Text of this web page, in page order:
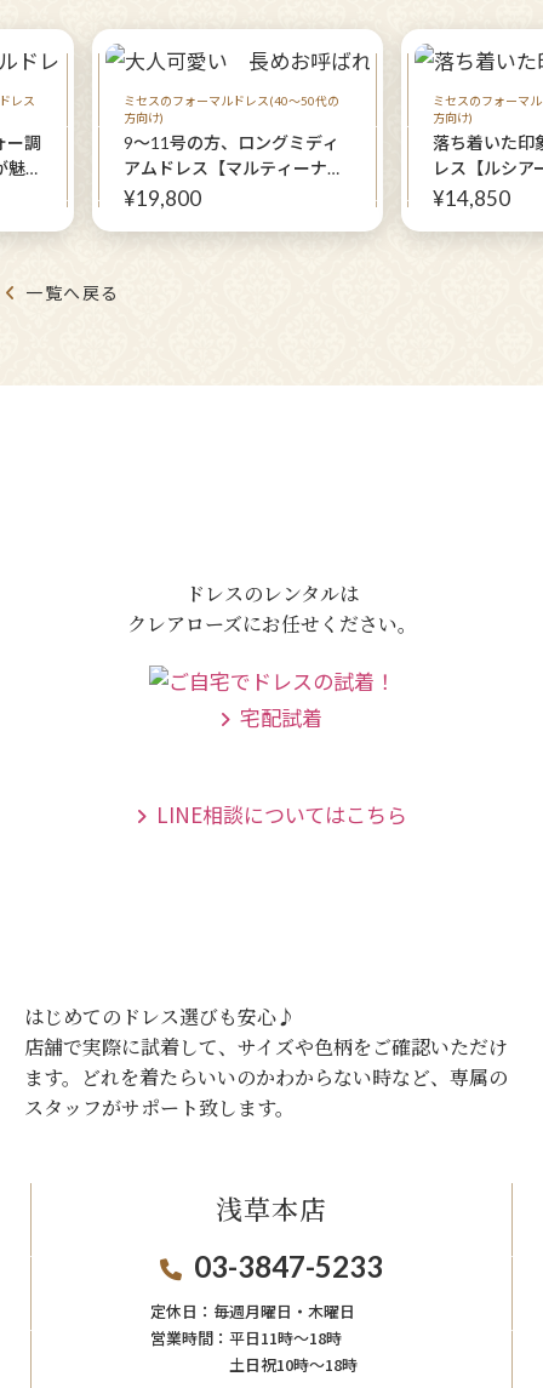
レス
ー調
魅惑
ミセスのフォーマルドレス(40～50代の
方向け)
9〜11号の方、ロングミディ
アムドレス【マルティーナロ
ーザドレス】ミセスのドレス
¥19,800
ミセスのフォーマ
方向け)
落ち着いた印
レス【ルシア
レス】程よい
¥14,850
一覧へ戻る
ドレスのレンタルは
クレアローズにお任せください。
宅配試着
LINE相談についてはこちら
はじめてのドレス選びも安心♪
店舗で実際に試着して、サイズや色柄をご確認いただけ
ます。
どれを着たらいいのかわからない時など、専属の
スタッフがサポート致します。
浅草本店
03-3847-5233
定休日： 毎週月曜日・木曜日
営業時間： 平日11時～18時
土日祝10時～18時